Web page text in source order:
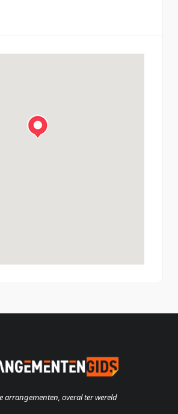
arrangementen, overal ter wereld